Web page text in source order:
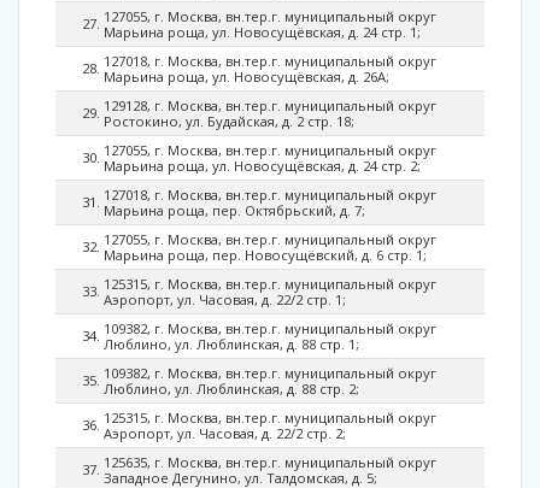
127055, г. Москва, вн.тер.г. муниципальный округ
Марьина роща, ул. Новосущёвская, д. 24 стр. 1;
127018, г. Москва, вн.тер.г. муниципальный округ
Марьина роща, ул. Новосущёвская, д. 26А;
129128, г. Москва, вн.тер.г. муниципальный округ
Ростокино, ул. Будайская, д. 2 стр. 18;
127055, г. Москва, вн.тер.г. муниципальный округ
Марьина роща, ул. Новосущёвская, д. 24 стр. 2;
127018, г. Москва, вн.тер.г. муниципальный округ
Марьина роща, пер. Октябрьский, д. 7;
127055, г. Москва, вн.тер.г. муниципальный округ
Марьина роща, пер. Новосущёвский, д. 6 стр. 1;
125315, г. Москва, вн.тер.г. муниципальный округ
Аэропорт, ул. Часовая, д. 22/2 стр. 1;
109382, г. Москва, вн.тер.г. муниципальный округ
Люблино, ул. Люблинская, д. 88 стр. 1;
109382, г. Москва, вн.тер.г. муниципальный округ
Люблино, ул. Люблинская, д. 88 стр. 2;
125315, г. Москва, вн.тер.г. муниципальный округ
Аэропорт, ул. Часовая, д. 22/2 стр. 2;
125635, г. Москва, вн.тер.г. муниципальный округ
Западное Дегунино, ул. Талдомская, д. 5;